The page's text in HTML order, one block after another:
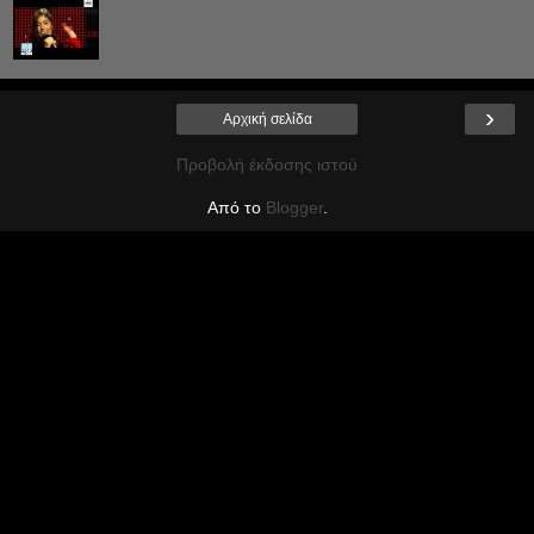
›
Αρχική σελίδα
Προβολή έκδοσης ιστού
Από το Blogger.